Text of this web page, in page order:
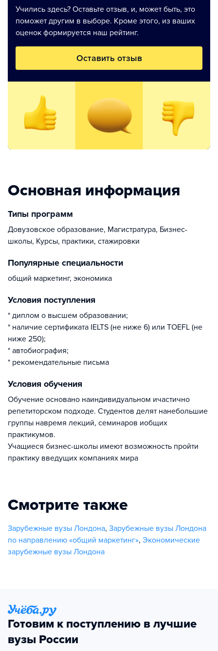
Учились здесь? Оставьте отзыв, и, может быть, это
поможет другим в выборе. Кроме этого, из ваших
оценок формируется наш рейтинг.
Оставить отзыв
Основная информация
Типы программ
Довузовское образование, Магистратура, Бизнес-
школы, Курсы, практики, стажировки
Популярные специальности
общий маркетинг, экономика
Условия поступления
* диплом о высшем образовании;
* наличие сертификата IELTS (не ниже 6) или TOEFL (не
ниже 250);
* автобиография;
* рекомендательные письма
Условия обучения
Обучение основано наиндивидуальном ичастично
репетиторском подходе. Студентов делят нанебольшие
группы навремя лекций, семинаров иобщих
практикумов.
Учащиеся бизнес-школы имеют возможность пройти
практику введущих компаниях мира
Смотрите также
Зарубежные вузы Лондона, Зарубежные вузы Лондона
по направлению «общий маркетинг», Экономические
зарубежные вузы Лондона
Готовим к поступлению в лучшие
вузы России